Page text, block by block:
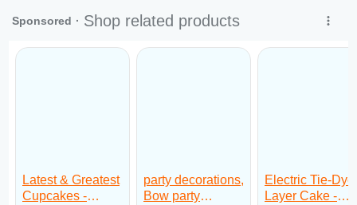
Dom:
Fechado